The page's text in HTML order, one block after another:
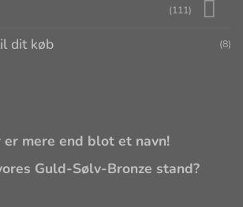
(111)
dit køb (8)
er mere end blot et navn!
Guld-Sølv-Bronze stand?